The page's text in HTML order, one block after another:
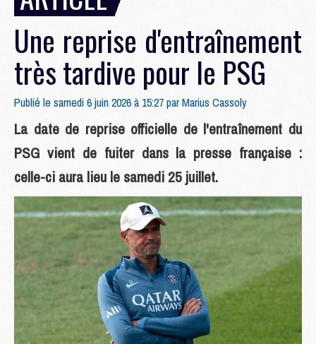
Une reprise d'entraînement
très tardive pour le PSG
Publié le samedi 6 juin 2026 à 15:27 parMarius Cassoly
La date de reprise officielle de l'entraînement du
PSG vient de fuiter dans la presse française :
celle-ci aura lieu le samedi 25 juillet.